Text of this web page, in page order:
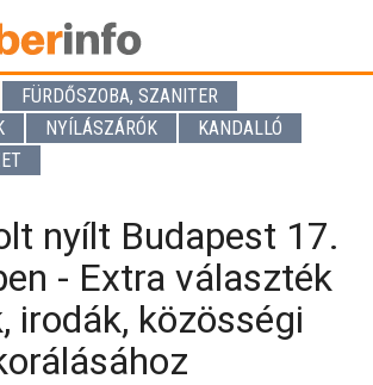
FÜRDŐSZOBA, SZANITER
NYÍLÁSZÁRÓK
KANDALLÓ
nyílt Budapest 17.
- Extra választék
irodák, közösségi